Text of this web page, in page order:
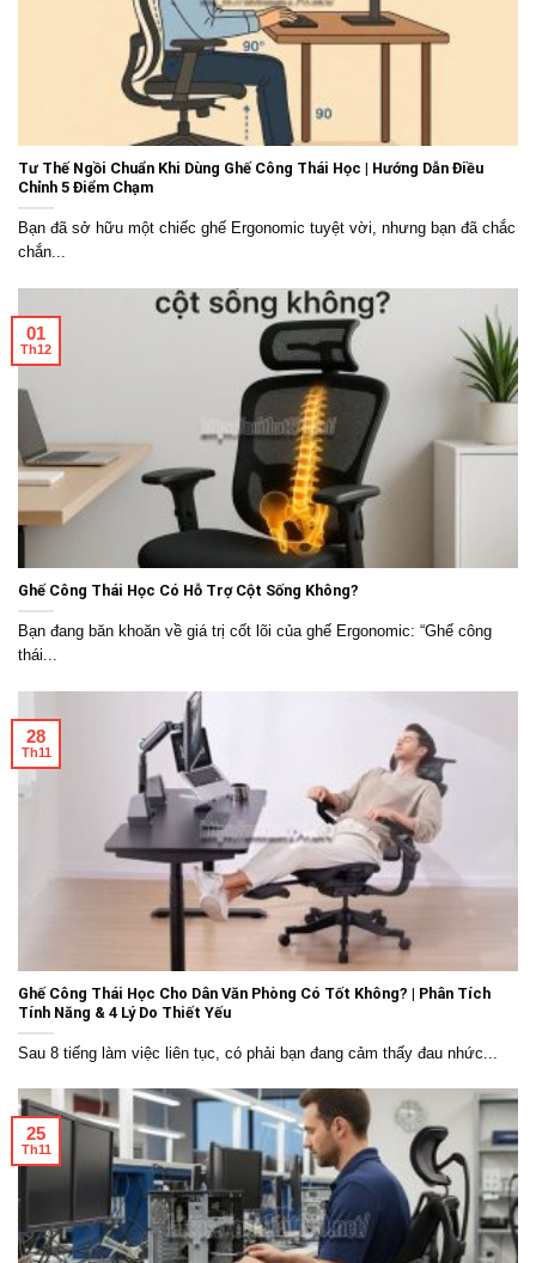
Tư Thế Ngồi Chuẩn Khi Dùng Ghế Công Thái Học | Hướng Dẫn Điều
Chỉnh 5 Điểm Chạm
Bạn đã sở hữu một chiếc ghế Ergonomic tuyệt vời, nhưng bạn đã chắc
chắn...
Ghế Công Thái Học Có Hỗ Trợ Cột Sống Không?
Bạn đang băn khoăn về giá trị cốt lõi của ghế Ergonomic: “Ghế công
thái...
01
Th12
Ghế Công Thái Học Cho Dân Văn Phòng Có Tốt Không? | Phân Tích
Tính Năng & 4 Lý Do Thiết Yếu
Sau 8 tiếng làm việc liên tục, có phải bạn đang cảm thấy đau nhức...
28
Th11
25
Th11